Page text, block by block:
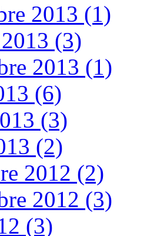
2013 (1)
(3)
2013 (1)
(6)
(3)
(2)
2012 (2)
2012 (3)
(3)